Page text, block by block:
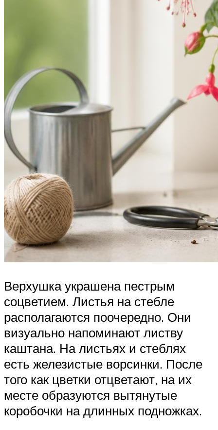
Верхушка украшена пестрым
соцветием. Листья на стебле
располагаются поочередно. Они
визуально напоминают листву
каштана. На листьях и стеблях
есть железистые ворсинки. После
того как цветки отцветают, на их
месте образуются вытянутые
коробочки на длинных подножках.